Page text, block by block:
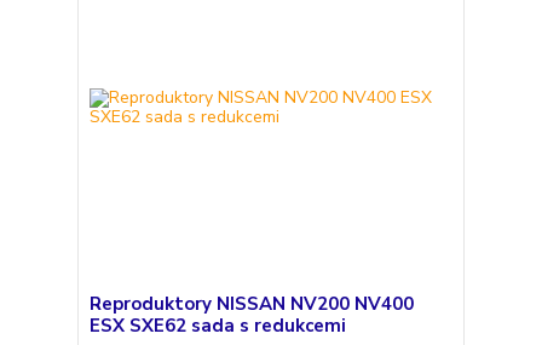
Reproduktory NISSAN NV200 NV400
ESX SXE62 sada s redukcemi